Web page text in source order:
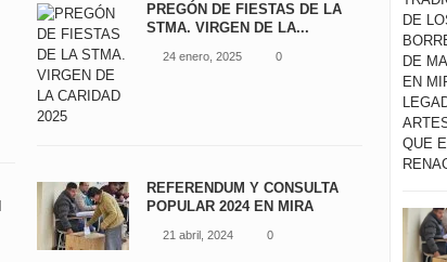
PREGÓN DE FIESTAS DE LA
STMA. VIRGEN DE LA...
24 enero, 2025 0
REFERENDUM Y CONSULTA
POPULAR 2024 EN MIRA
21 abril, 2024 0